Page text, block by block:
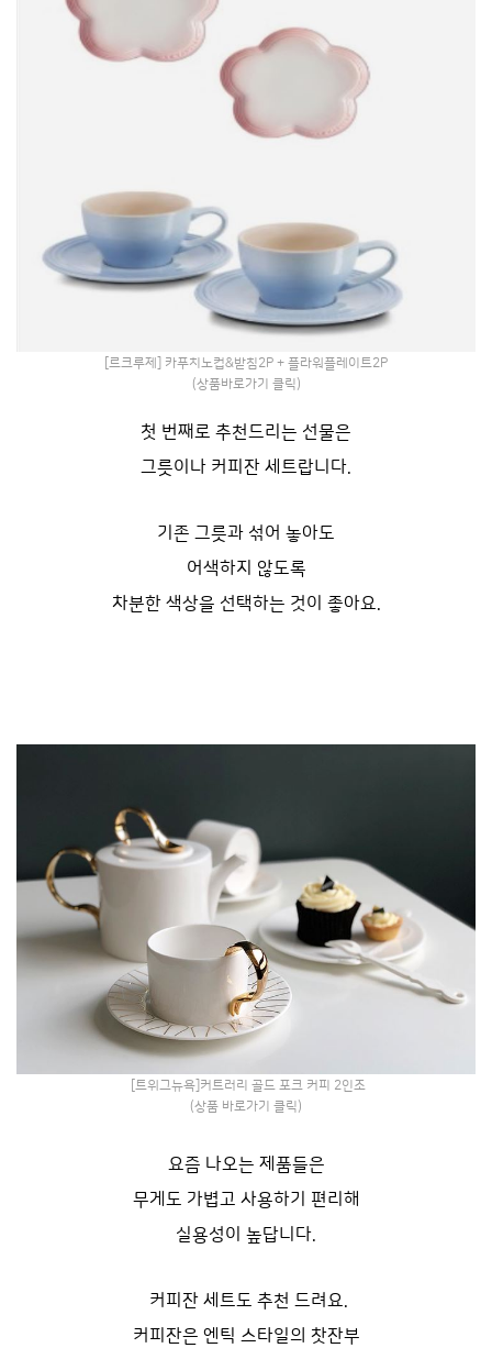
[르크루제] 카푸치노컵&받침2P + 플라워플레이트2P
(상품바로가기 클릭)
첫 번째로 추천드리는 선물은
그릇이나 커피잔 세트랍니다.
기존 그릇과 섞어 놓아도
어색하지 않도록
차분한 색상을 선택하는 것이 좋아요.
[트위그뉴욕]커트러리 골드 포크 커피 2인조
(상품 바로가기 클릭)
요즘 나오는 제품들은
무게도 가볍고 사용하기 편리해
실용성이 높답니다.
커피잔 세트도 추천 드려요.
커피잔은 엔틱 스타일의 찻잔부